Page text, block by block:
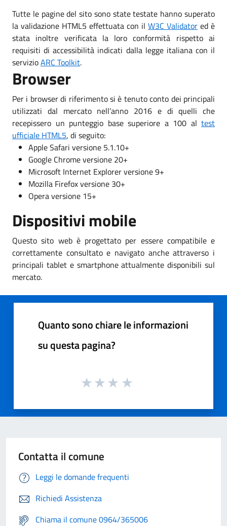
Tutte le pagine del sito sono state testate hanno superato
la validazione HTML5 effettuata con il W3C Validator ed è
stata inoltre verificata la loro conformità rispetto ai
requisiti di accessibilità indicati dalla legge italiana con il
servizioARC Toolkit.
Browser
Per i browser di riferimento si è tenuto conto dei principali
utilizzati dal mercato nell’anno 2016 e di quelli che
recepissero un punteggio base superiore a 100 al test
ufficiale HTML5, di seguito:
Apple Safari versione 5.1.10+
Google Chrome versione 20+
Microsoft Internet Explorer versione 9+
Mozilla Firefox versione 30+
Opera versione 15+
Dispositivi mobile
Questo sito web è progettato per essere compatibile e
correttamente consultato e navigato anche attraverso i
principali tablet e smartphone attualmente disponibili sul
mercato.
Quanto sono chiare le informazioni
su questa pagina?
Contatta il comune
Leggi le domande frequenti
Richiedi Assistenza
Chiama il comune 0964/365006